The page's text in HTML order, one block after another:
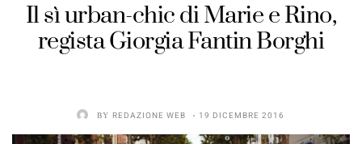
Il sì urban-chic di Marie e Rino,
regista Giorgia Fantin Borghi
BY REDAZIONE WEB 19 DICEMBRE 2016